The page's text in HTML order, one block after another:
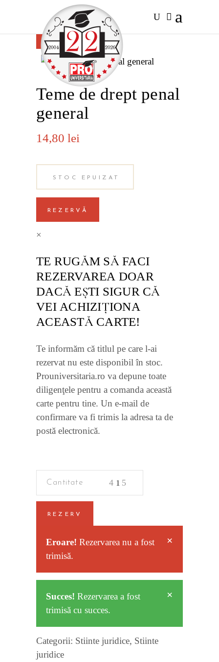
FĂRĂ
STOC
Teme de drept penal
general
14,80 lei
STOC EPUIZAT
REZERVĂ
×
TE RUGĂM SĂ FACI
REZERVAREA DOAR
DACĂ EŞTI SIGUR CĂ
VEI ACHIZIŢIONA
ACEASTĂ CARTE!
Te informăm că titlul pe care l-ai
rezervat nu este disponibil în stoc.
Prouniversitaria.ro va depune toate
diligenţele pentru a comanda această
carte pentru tine. Un e-mail de
confirmare va fi trimis la adresa ta de
postă electronică.
REZERV
×
Eroare! Rezervarea nu a fost
trimisă.
×
Succes! Rezervarea a fost
trimisă cu succes.
Categorii: Stiinte juridice, Stiinte
juridice